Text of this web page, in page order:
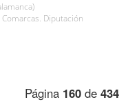
Comarcas. Diputación
Página 160de 434